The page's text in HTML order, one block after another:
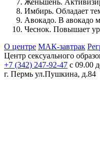
Имбирь. Обладает
Авокадо. В авокадо
Чеснок. Повышает
О центре МАК-завтрак
Центр сексуального
+7 (342) 247-92-47 с 09.00
г. Пермь ул.Пушкина, д.84